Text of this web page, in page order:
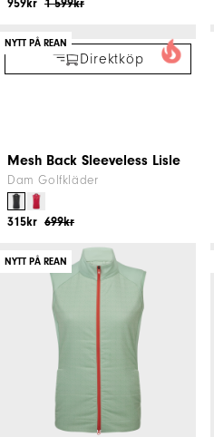
1 099kr
835kr
Direktköp
Tech Midlayer
Herr Golfkläder
1 599kr
NYTT PÅ REAN